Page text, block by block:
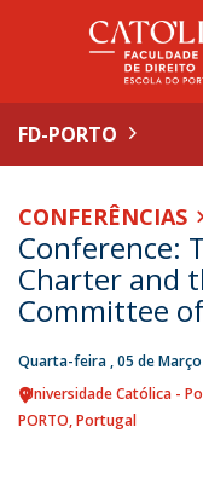
FD-PORTO
CONFERÊNCIAS
Conference:
Charter and
Committee
Quarta-feira , 05 de
Universidade Católica -
PORTO Portugal